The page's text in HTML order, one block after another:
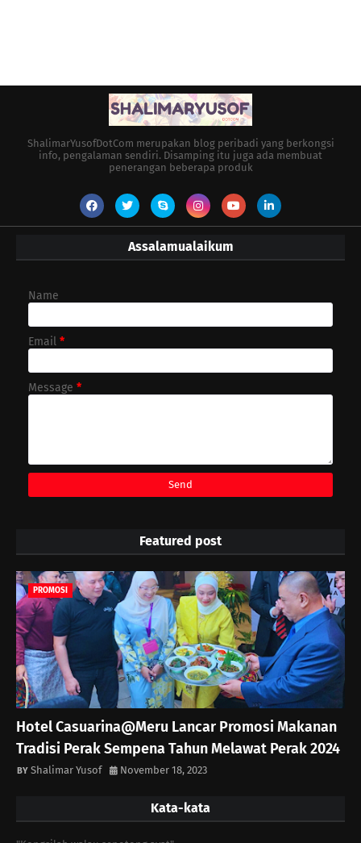
ShalimarYusofDotCom merupakan blog peribadi yang berkongsi
info, pengalaman sendiri. Disamping itu juga ada membuat
penerangan beberapa produk
Assalamualaikum
Name
Email *
Message *
Featured post
PROMOSI
Hotel Casuarina@Meru Lancar Promosi Makanan
Tradisi Perak Sempena Tahun Melawat Perak 2024
Shalimar Yusof November 18, 2023
Kata-kata